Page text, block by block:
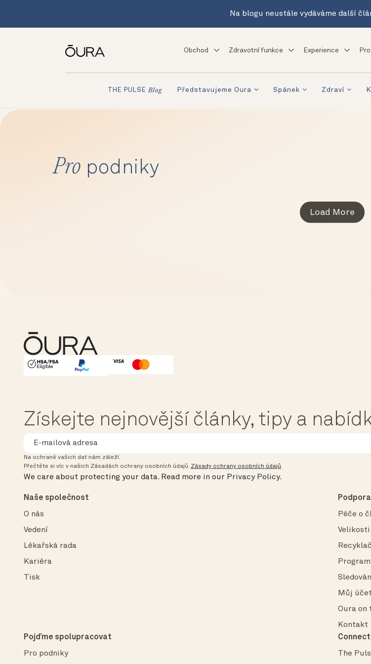
Na blogu neustále vydáváme další
Obchod Zdravotní funkce Experience
THE PULSE Blog Představujeme Oura Spánek Zdraví
Pro podniky
Load More
HSA/FSA Eligible
Affirm
Získejte nejnovější články, tipy a
Na ochraně vašich dat nám záleží.
Přečtěte si víc v našich Zásadách ochrany osobních údajů. Zásady ochrany osobních údajů.
We care about protecting your data. Read more in our Privacy Policy.
Naše společnost
O nás
Vedení
Lékařská rada
Kariéra
Tisk
Podpora
Péče o
Velikosti
Můj účet
Oura on
Kontakt
Pojďme spolupracovat
Pro podniky
Connect
The